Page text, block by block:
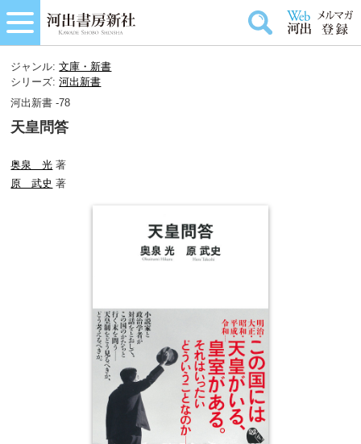
ジャンル:文庫・新書
シリーズ:河出新書
河出新書 -78
天皇問答
奥泉 光 著
原 武史 著